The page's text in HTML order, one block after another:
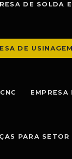
DE SOLDA
DE USINAGEM
EMPRESA
PARA SETOR